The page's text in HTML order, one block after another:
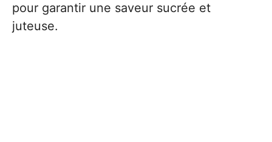
pour garantir une saveur sucrée et
juteuse.